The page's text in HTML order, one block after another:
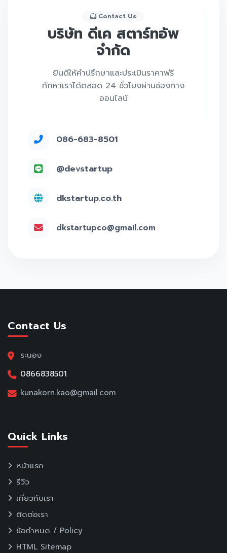
Contact Us
บริษัท ดีเค สตาร์ทอัพ
จำกัด
ยินดีให้คำปรึกษาและประเมินราคาฟรี
ทักหาเราได้ตลอด 24 ชั่วโมงผ่านช่องทาง
ออนไลน์
086-683-8501
@devstartup
dkstartup.co.th
dkstartupco@gmail.com
Contact Us
ระนอง
0866838501
kunakorn.kao@gmail.com
Quick Links
หน้าแรก
รีวิว
เกี่ยวกับเรา
ติดต่อเรา
ข้อกำหนด / Policy
HTML Sitemap